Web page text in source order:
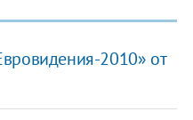
2010» от